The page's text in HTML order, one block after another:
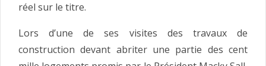
réel sur le titre.
Lors d’une de ses visites des travaux de
construction devant abriter une partie des cent